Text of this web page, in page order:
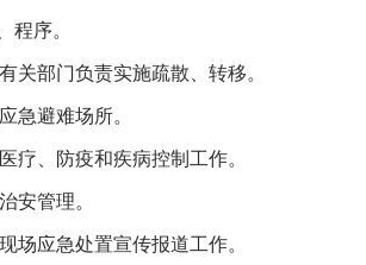
程序。
关部门负责实施疏散、转移。
急避难场所。
疗、防疫和疾病控制工作。
安管理。
场应急处置宣传报道工作。